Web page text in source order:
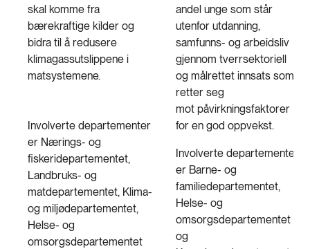
skal komme fra
bærekraftige kilder og
bidra til å redusere
klimagassutslippene i
matsystemene.
Involverte departementer
er Nærings- og
fiskeridepartementet,
Landbruks- og
matdepartementet, Klima-
og miljødepartementet,
Helse- og
omsorgsdepartementet
andel unge som står
utenfor utdanning,
samfunns- og arbeidsliv
gjennom tverrsektoriell
og målrettet innsats som
retter seg
mot påvirkningsfaktorer
for en god oppvekst.
Involverte departementer
er Barne- og
familiedepartementet,
Helse- og
omsorgsdepartementet
og